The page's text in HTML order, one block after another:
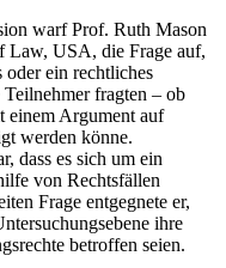
warf Prof. Ruth Mason
USA, die Frage auf,
ein rechtliches
fragten – ob
einem Argument auf
werden könne.
dass es sich um ein
von Rechtsfällen
Frage entgegnete er,
ihre
betroffen seien.